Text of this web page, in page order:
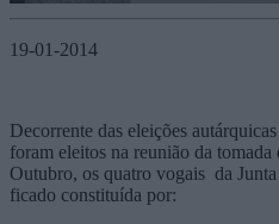
19-01-2014
Decorrente das eleições
foram eleitos na reunião da
Outubro, os quatro vogais da
ficado constituída por: